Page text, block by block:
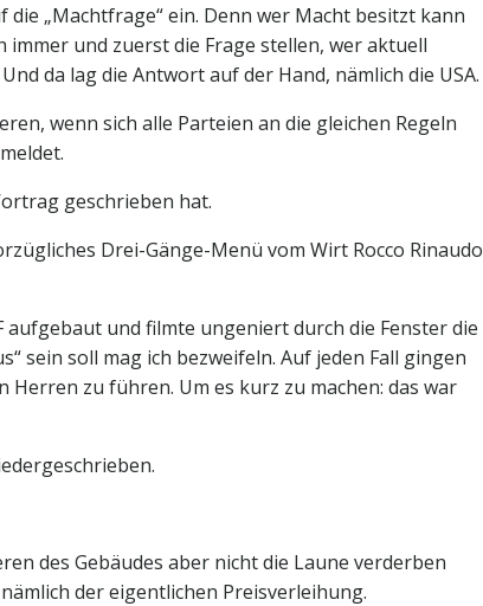
„Machtfrage“ ein. Denn wer Macht besitzt kann
immer und zuerst die Frage stellen, wer aktuell
da lag die Antwort auf der Hand, nämlich die USA.
wenn sich alle Parteien an die gleichen Regeln
geschrieben hat.
Drei-Gänge-Menü vom Wirt Rocco Rinaudo
und filmte ungeniert durch die Fenster die
sein soll mag ich bezweifeln. Auf jeden Fall gingen
zu führen. Um es kurz zu machen: das war
des Gebäudes aber nicht die Laune verderben
der eigentlichen Preisverleihung.